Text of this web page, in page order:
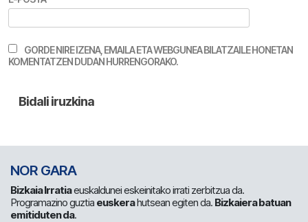
GORDE NIRE IZENA, EMAILA ETA WEBGUNEA BILATZAILE HONETAN
KOMENTATZEN DUDAN HURRENGORAKO.
NOR GARA
Bizkaia Irratiaeuskaldunei eskeinitako irrati zerbitzua da.
Programazino guztia euskerahutsean egiten da. Bizkaiera batuan
emitiduten da.